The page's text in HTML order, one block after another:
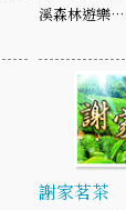
溪森林遊樂…
謝家茗茶